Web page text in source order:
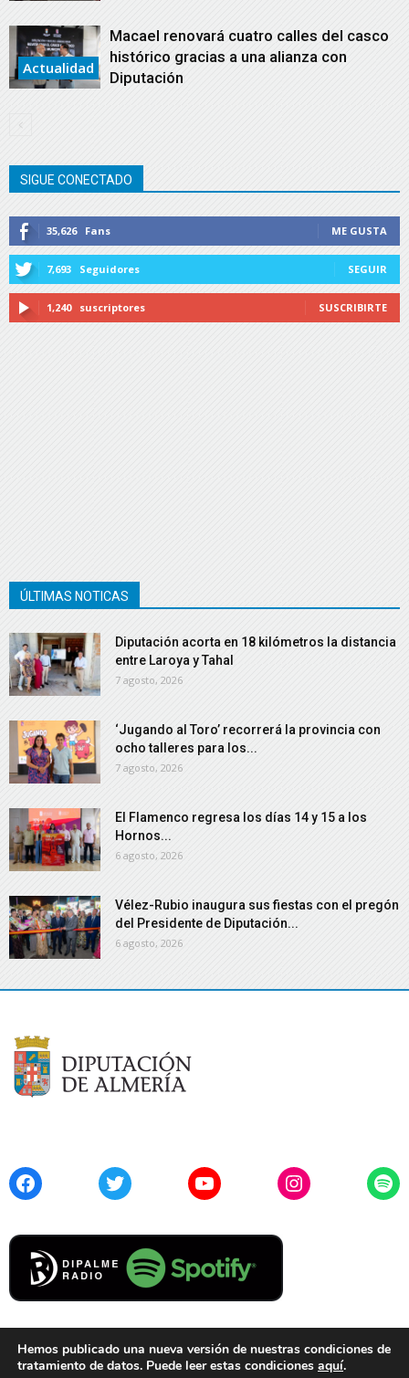
Actualidad
Macael renovará cuatro calles del casco
histórico gracias a una alianza con
Diputación
SIGUE CONECTADO
35,626 Fans ME GUSTA
7,693 Seguidores SEGUIR
1,240 suscriptores SUSCRIBIRTE
ÚLTIMAS NOTICAS
Diputación acorta en 18 kilómetros la distancia
entre Laroya y Tahal
7 agosto, 2026
‘Jugando al Toro’ recorrerá la provincia con
ocho talleres para los...
7 agosto, 2026
El Flamenco regresa los días 14 y 15 a los
Hornos...
6 agosto, 2026
Vélez-Rubio inaugura sus fiestas con el pregón
del Presidente de Diputación...
6 agosto, 2026
FacebookTwitter YouTubeInstagram
Hemos publicado una nueva versión de nuestras condiciones de
tratamiento de datos. Puede leer estas condiciones aquí.